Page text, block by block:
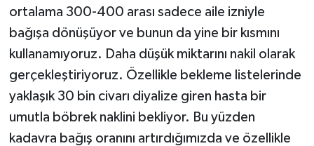
ortalama 300-400 arası sadece aile izniyle
bağışa dönüşüyor ve bunun da yine bir kısmını
kullanamıyoruz. Daha düşük miktarını nakil olarak
gerçekleştiriyoruz. Özellikle bekleme listelerinde
yaklaşık 30 bin civarı diyalize giren hasta bir
umutla böbrek naklini bekliyor. Bu yüzden
kadavra bağış oranını artırdığımızda ve özellikle